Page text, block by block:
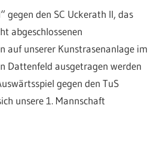
gegen den SC Uckerath II, das
abgeschlossenen
auf unserer Kunstrasenanlage im
Dattenfeld ausgetragen werden
gegen den TuS
unsere 1. Mannschaft